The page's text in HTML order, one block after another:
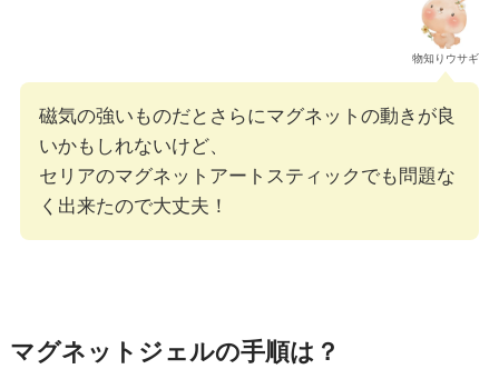
物知りウサギ
磁気の強いものだとさらにマグネットの動きが良
いかもしれないけど、
セリアのマグネットアートスティックでも問題な
く出来たので大丈夫！
マグネットジェルの手順は？